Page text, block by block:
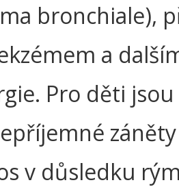
bronchiale),
a
Pro děti jsou
v důsledku